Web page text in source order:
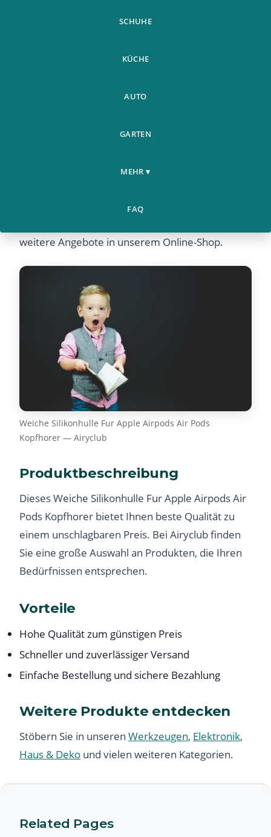
SCHUHE
KÜCHE
AUTO
GARTEN
MEHR ▾
FAQ
Kopfhorer - Jetzt günstig online kaufen bei
weitere Angebote in unserem Online-Shop.
Weiche Silikonhulle Fur Apple Airpods Air Pods
Kopfhorer — Airyclub
Produktbeschreibung
Dieses Weiche Silikonhulle Fur Apple Airpods Air
Pods Kopfhorer bietet Ihnen beste Qualität zu
einem unschlagbaren Preis. Bei Airyclub finden
Sie eine große Auswahl an Produkten, die Ihren
Bedürfnissen entsprechen.
Vorteile
Hohe Qualität zum günstigen Preis
Schneller und zuverlässiger Versand
Einfache Bestellung und sichere Bezahlung
Weitere Produkte entdecken
Stöbern Sie in unseren Werkzeugen, Elektronik,
Haus & Deko und vielen weiteren Kategorien.
Related Pages